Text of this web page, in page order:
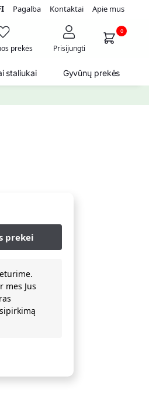
Pagalba Kontaktai Apie mus
prekės Prisijungti
0
staliukai Gyvūnų prekės
mes Jus